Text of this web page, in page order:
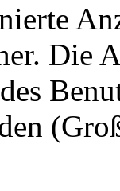
Die